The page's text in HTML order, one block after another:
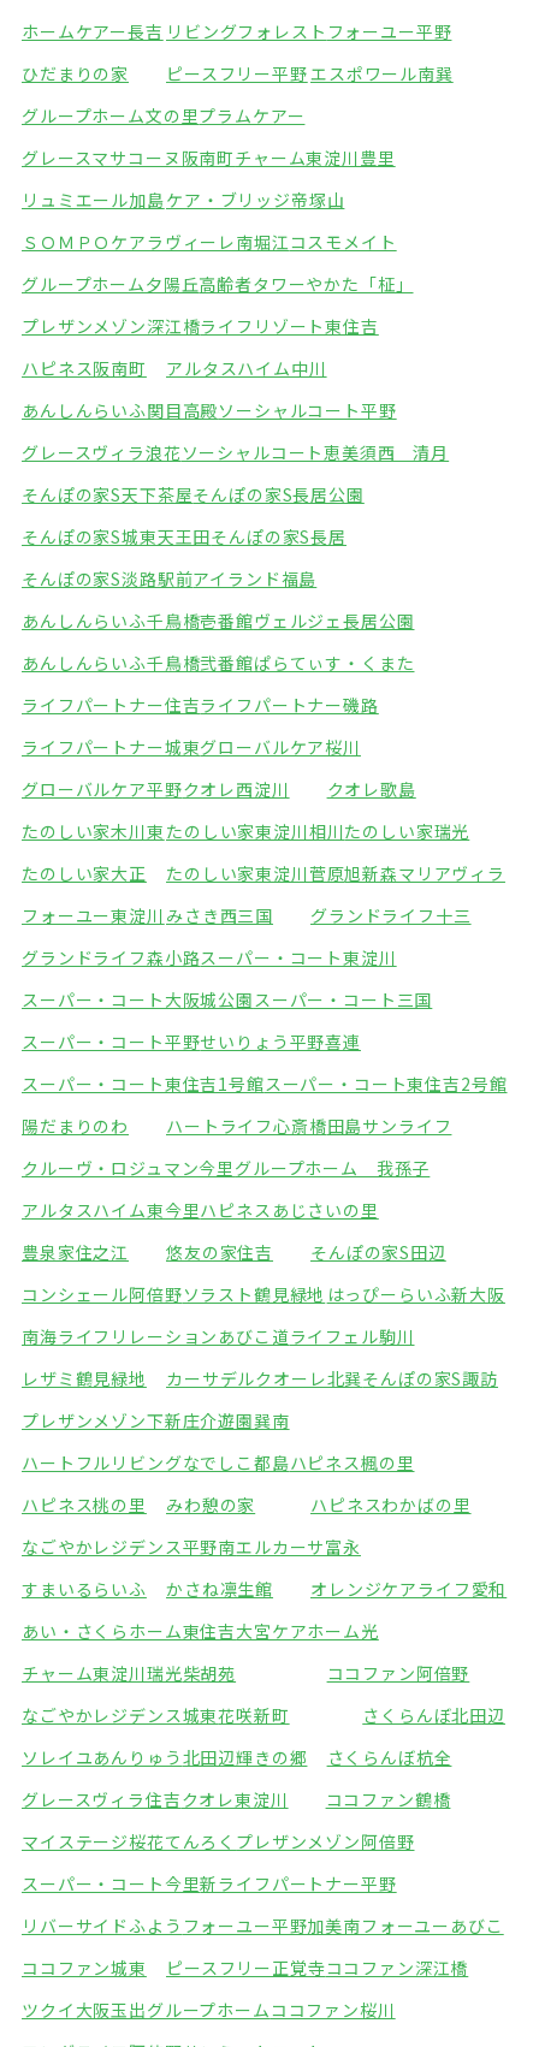
ホームケアー長吉 リビングフォレスト フォーユー平野
ひだまりの家
ピースフリー平野エスポワール南巽
グループホーム文の里プラムケアー
グレースマサコーヌ阪南町チャーム東淀川豊里
リュミエール加島ケア・ブリッジ帝塚山
ＳＯＭＰＯケアラヴィーレ南堀江コスモメイト
グループホーム夕陽丘高齢者タワーやかた「柾」
プレザンメゾン深江橋ライフリゾート東住吉
ハピネス阪南町
アルタスハイム中川
あんしんらいふ関目高殿ソーシャルコート平野
グレースヴィラ浪花ソーシャルコート恵美須西 清月
そんぽの家S天下茶屋そんぽの家S長居公園
そんぽの家S城東天王田そんぽの家S長居
そんぽの家S淡路駅前アイランド福島
あんしんらいふ千鳥橋壱番館ヴェルジェ長居公園
あんしんらいふ千鳥橋弐番館ぱらてぃす・くまた
ライフパートナー住吉ライフパートナー磯路
ライフパートナー城東グローバルケア桜川
グローバルケア平野クオレ西淀川
クオレ歌島
たのしい家木川東 たのしい家東淀川相川たのしい家瑞光
たのしい家大正
たのしい家東淀川菅原旭新森マリアヴィラ
フォーユー東淀川 みさき西三国
グランドライフ十三
グランドライフ森小路スーパー・コート東淀川
スーパー・コート大阪城公園スーパー・コート三国
スーパー・コート平野せいりょう平野喜連
スーパー・コート東住吉1号館スーパー・コート東住吉2号館
陽だまりのわ
ハートライフ心斎橋田島サンライフ
クルーヴ・ロジュマン今里 グループホーム 我孫子
アルタスハイム東今里ハピネスあじさいの里
豊泉家住之江
悠友の家住吉
そんぽの家S田辺
コンシェール阿倍野ソラスト鶴見緑地 はっぴーらいふ新大阪
南海ライフリレーションあびこ道ライフェル駒川
レザミ鶴見緑地
カーサデルクオーレ北巽そんぽの家S諏訪
プレザンメゾン下新庄介遊園巽南
ハートフルリビングなでしこ都島ハピネス楓の里
ハピネス桃の里
みわ憩の家
ハピネスわかばの里
なごやかレジデンス平野南エルカーサ富永
すまいるらいふ
かさね凛生館
オレンジケアライフ愛和
あい・さくらホーム東住吉大宮ケアホーム光
チャーム東淀川瑞光柴胡苑
ココファン阿倍野
なごやかレジデンス城東花咲新町
さくらんぼ北田辺
ソレイユあんりゅう 北田辺輝きの郷
さくらんぼ杭全
グレースヴィラ住吉クオレ東淀川
ココファン鶴橋
マイステージ桜花てんろく プレザンメゾン阿倍野
スーパー・コート今里新ライフパートナー平野
リバーサイドふよう フォーユー平野加美南フォーユーあびこ
ココファン城東
ピースフリー正覚寺ココファン深江橋
ツクイ大阪玉出グループホームココファン桜川